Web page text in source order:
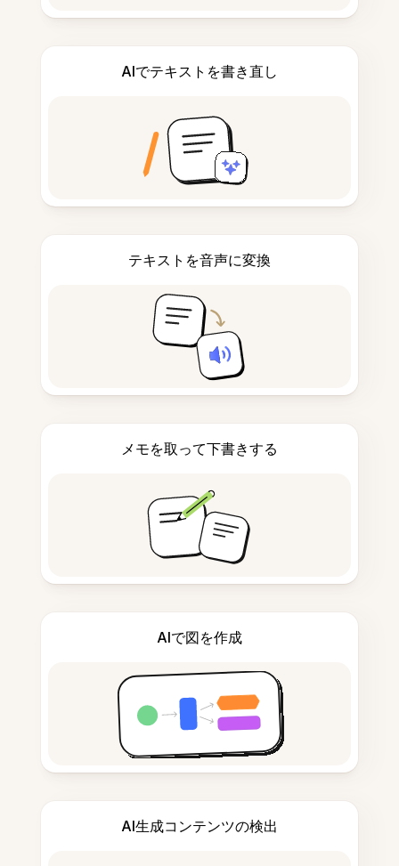
AIでテキストを書き直し
テキストを音声に変換
メモを取って下書きする
AIで図を作成
AI生成コンテンツの検出